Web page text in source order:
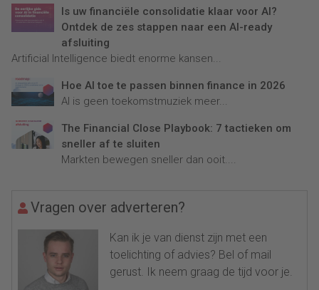
Is uw financiële consolidatie klaar voor AI?
Ontdek de zes stappen naar een AI-ready
afsluiting
Artificial Intelligence biedt enorme kansen...
Hoe AI toe te passen binnen finance in 2026
AI is geen toekomstmuziek meer...
The Financial Close Playbook: 7 tactieken om
sneller af te sluiten
Markten bewegen sneller dan ooit....
Vragen over adverteren?
Kan ik je van dienst zijn met een
toelichting of advies? Bel of mail
gerust. Ik neem graag de tijd voor je.